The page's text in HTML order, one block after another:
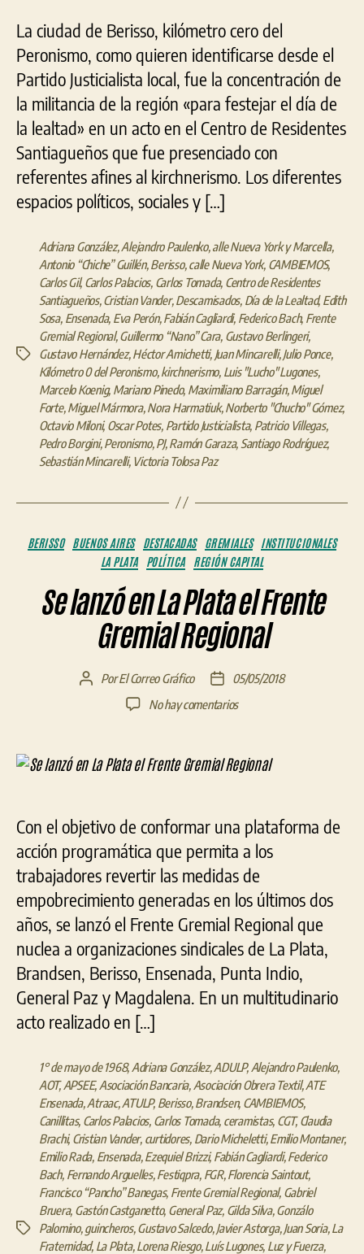
La ciudad de Berisso, kilómetro cero del
Peronismo, como quieren identificarse desde el
Partido Justicialista local, fue la concentración de
la militancia de la región «para festejar el día de
la lealtad» en un acto en el Centro de Residentes
Santiagueños que fue presenciado con
referentes afines al kirchnerismo. Los diferentes
espacios políticos, sociales y […]
Etiquetas
Adriana González, Alejandro Paulenko, alle Nueva York y Marcella,
Antonio “Chiche” Guillén, Berisso, calle Nueva York, CAMBIEMOS,
Carlos Gil,Carlos Palacios, Carlos Tomada, Centro de Residentes
Santiagueños, Cristian Vander, Descamisados, Día de la Lealtad,Edith
Sosa, Ensenada, Eva Perón, Fabián Cagliardi, Federico Bach, Frente
Gremial Regional,Guillermo “Nano” Cara, Gustavo Berlingeri,
Gustavo Hernández, Héctor Amichetti, Juan Mincarelli, Julio Ponce,
Kilómetro 0 del Peronismo, kirchnerismo, Luis "Lucho" Lugones,
Marcelo Koenig, Mariano Pinedo, Maximiliano Barragán, Miguel
Forte, Miguel Mármora, Nora Harmatiuk, Norberto "Chucho" Gómez,
Octavio Miloni, Oscar Potes, Partido Justicialista, Patricio Villegas,
Pedro Borgini, Peronismo, PJ, Ramón Garaza, Santiago Rodríguez,
Sebastián Mincarelli, Victoria Tolosa Paz
Categorías
BERISSO BUENOS AIRES DESTACADAS GREMIALES INSTITUCIONALES
LA PLATA
POLÍTICA REGIÓN CAPITAL
Se lanzó en La Plata el Frente
Gremial Regional
AutorPorEl Correo Gráfico
Fecha05/05/2018
No hay comentariosen
en
La
Frente
Gremial
Con el objetivo de conformar una plataforma de
acción programática que permita a los
trabajadores revertir las medidas de
empobrecimiento generadas en los últimos dos
años, se lanzó el Frente Gremial Regional que
nuclea a organizaciones sindicales de La Plata,
Brandsen, Berisso, Ensenada, Punta Indio,
General Paz y Magdalena. En un multitudinario
acto realizado en […]
Etiquetas
1° de mayo de 1968, Adriana González, ADULP, Alejandro Paulenko,
AOT,APSEE, Asociación Bancaria, Asociación Obrera Textil,ATE
Ensenada, Atraac, ATULP, Berisso, Brandsen, CAMBIEMOS,
Canillitas, Carlos Palacios, Carlos Tomada, ceramistas, CGT,Claudia
Brachi, Cristian Vander, curtidores, Dario Micheletti, Emilio Montaner,
Emilio Rada, Ensenada, Ezequiel Brizzi, Fabián Cagliardi, Federico
Bach, Fernando Arguelles, Festiqpra, FGR, Florencia Saintout,
Francisco “Pancho” Banegas, Frente Gremial Regional, Gabriel
Bruera, Gastón Castganetto, General Paz, Gilda Silva, Gonzálo
Palomino, guincheros, Gustavo Salcedo, Javier Astorga, Juan Soria, La
Fraternidad, La Plata, Lorena Riesgo, Luís Lugones, Luz y Fuerza,